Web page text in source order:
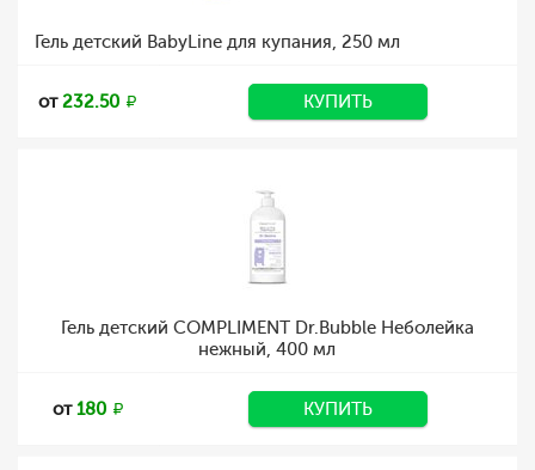
Гель детский BabyLine для купания, 250 мл
от232.50 КУПИТЬ
Гель детский COMPLIMENT Dr.Bubble Неболейка
нежный, 400 мл
от180 КУПИТЬ